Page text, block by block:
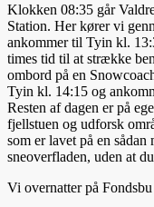
Klokken 08:35 går
Station. Her kører vi
ankommer til Tyin kl.
times tid til at strække
ombord på en
Tyin kl. 14:15 og
Resten af dagen er på
fjellstuen og udforsk
som er lavet på en sådan
sneoverfladen, uden at
Vi overnatter på